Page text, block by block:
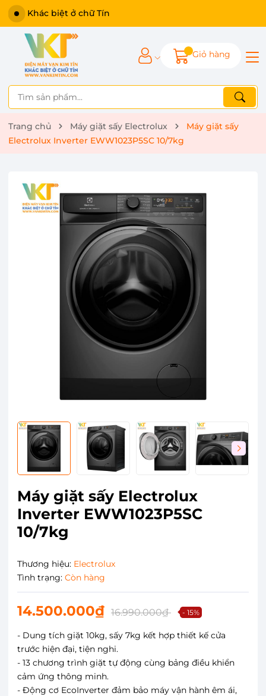
Khác biệt ở chữ Tín
Giỏ hàng
Trang chủ Máy giặt sấy Electrolux
Máy giặt sấy
Electrolux Inverter EWW1023P5SC 10/7kg
Máy giặt sấy Electrolux
Inverter EWW1023P5SC
10/7kg
Thương hiệu: Electrolux
Tình trạng: Còn hàng
14.500.000₫ 16.990.000₫ - 15%
- Dung tích giặt 10kg, sấy 7kg kết hợp thiết kế cửa
trước hiện đại, tiện nghi.
- 13 chương trình giặt tự động cùng bảng điều khiển
cảm ứng thông minh.
- Động cơ EcoInverter đảm bảo máy vận hành êm ái,